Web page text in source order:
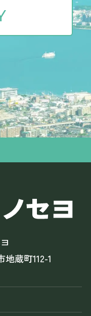
を推奨します ■イン
ます。 ご希望の日程
＊日程については前
気・水・空気といっ
社として、確かな
インターンシップで
目にすることのな
す。 皆様のご応募
わせ先 株式会社ノセ
ルアドレス：
蔵町112-1